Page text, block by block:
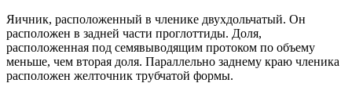
Яичник, расположенный в членике двухдольчатый. Он
расположен в задней части проглоттиды. Доля,
расположенная под семявыводящим протоком по объему
меньше, чем вторая доля. Параллельно заднему краю членика
расположен желточник трубчатой формы.